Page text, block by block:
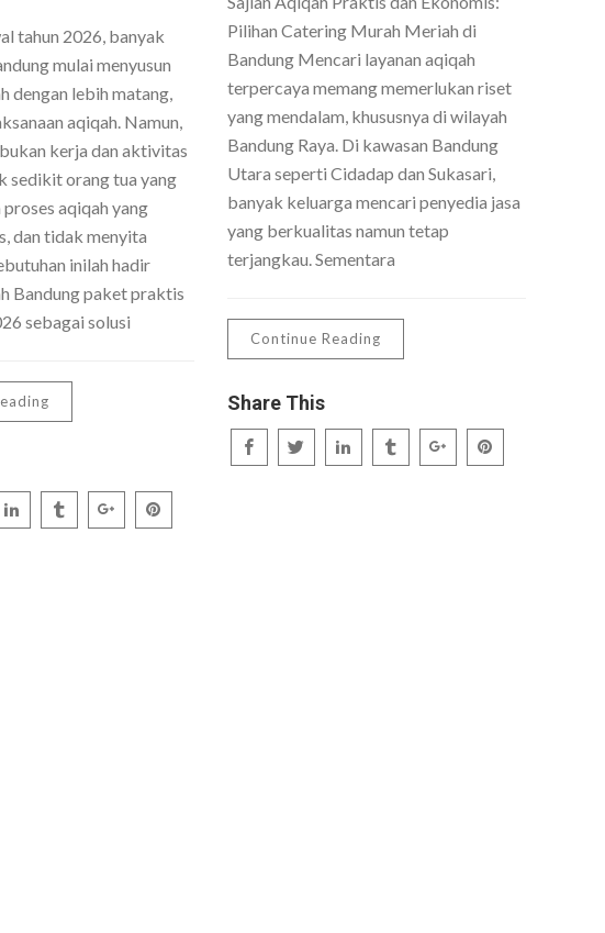
Pilihan Catering Murah Meriah di
Bandung Mencari layanan aqiqah
terpercaya memang memerlukan riset
yang mendalam, khususnya di wilayah
Bandung Raya. Di kawasan Bandung
Utara seperti Cidadap dan Sukasari,
banyak keluarga mencari penyedia jasa
yang berkualitas namun tetap
terjangkau. Sementara
Continue Reading
Share This
tahun 2026, banyak
mulai menyusun
dengan lebih matang,
aqiqah. Namun,
kerja dan aktivitas
sedikit orang tua yang
aqiqah yang
dan tidak menyita
inilah hadir
Bandung paket praktis
sebagai solusi